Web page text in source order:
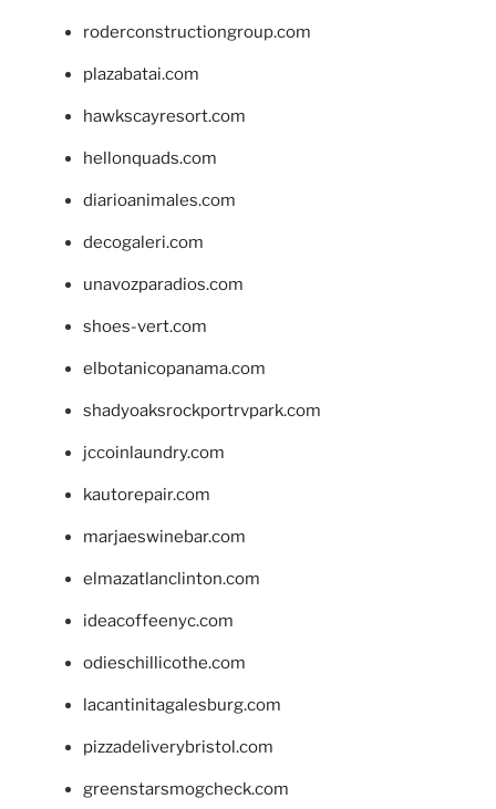
roderconstructiongroup.com
plazabatai.com
hawkscayresort.com
hellonquads.com
diarioanimales.com
decogaleri.com
unavozparadios.com
shoes-vert.com
elbotanicopanama.com
shadyoaksrockportrvpark.com
jccoinlaundry.com
kautorepair.com
marjaeswinebar.com
elmazatlanclinton.com
ideacoffeenyc.com
odieschillicothe.com
lacantinitagalesburg.com
pizzadeliverybristol.com
greenstarsmogcheck.com